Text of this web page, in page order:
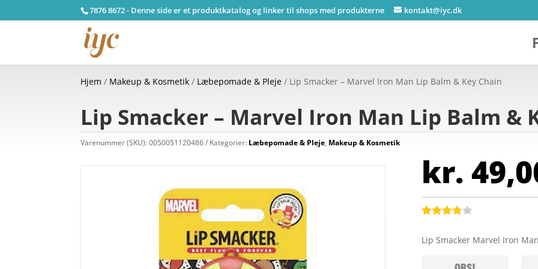
7876 8672 - Denne side er et produktkatalog og linker til shops med produkterne kontakt@iyc.dk
Hjem / Makeup & Kosmetik / Læbepomade & Pleje / Lip Smacker – Marvel Iron Man Lip Balm & Key Chain
Lip Smacker – Marvel Iron Man Lip Balm &
Varenummer (SKU):0050051120486 Kategorier: Læbepomade & Pleje, Makeup & Kosmetik
kr.
ud af 5
Lip Smacker Marvel Iron